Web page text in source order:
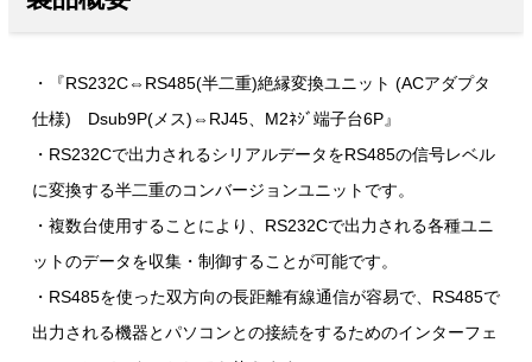
・『RS232C⇔RS485(半二重)絶縁変換ユニット (ACアダプタ
仕様) Dsub9P(メス)⇔RJ45、M2ﾈｼﾞ端子台6P』
・RS232Cで出力されるシリアルデータをRS485の信号レベル
に変換する半二重のコンバージョンユニットです。
・複数台使用することにより、RS232Cで出力される各種ユニ
ットのデータを収集・制御することが可能です。
・RS485を使った双方向の長距離有線通信が容易で、RS485で
出力される機器とパソコンとの接続をするためのインターフェ